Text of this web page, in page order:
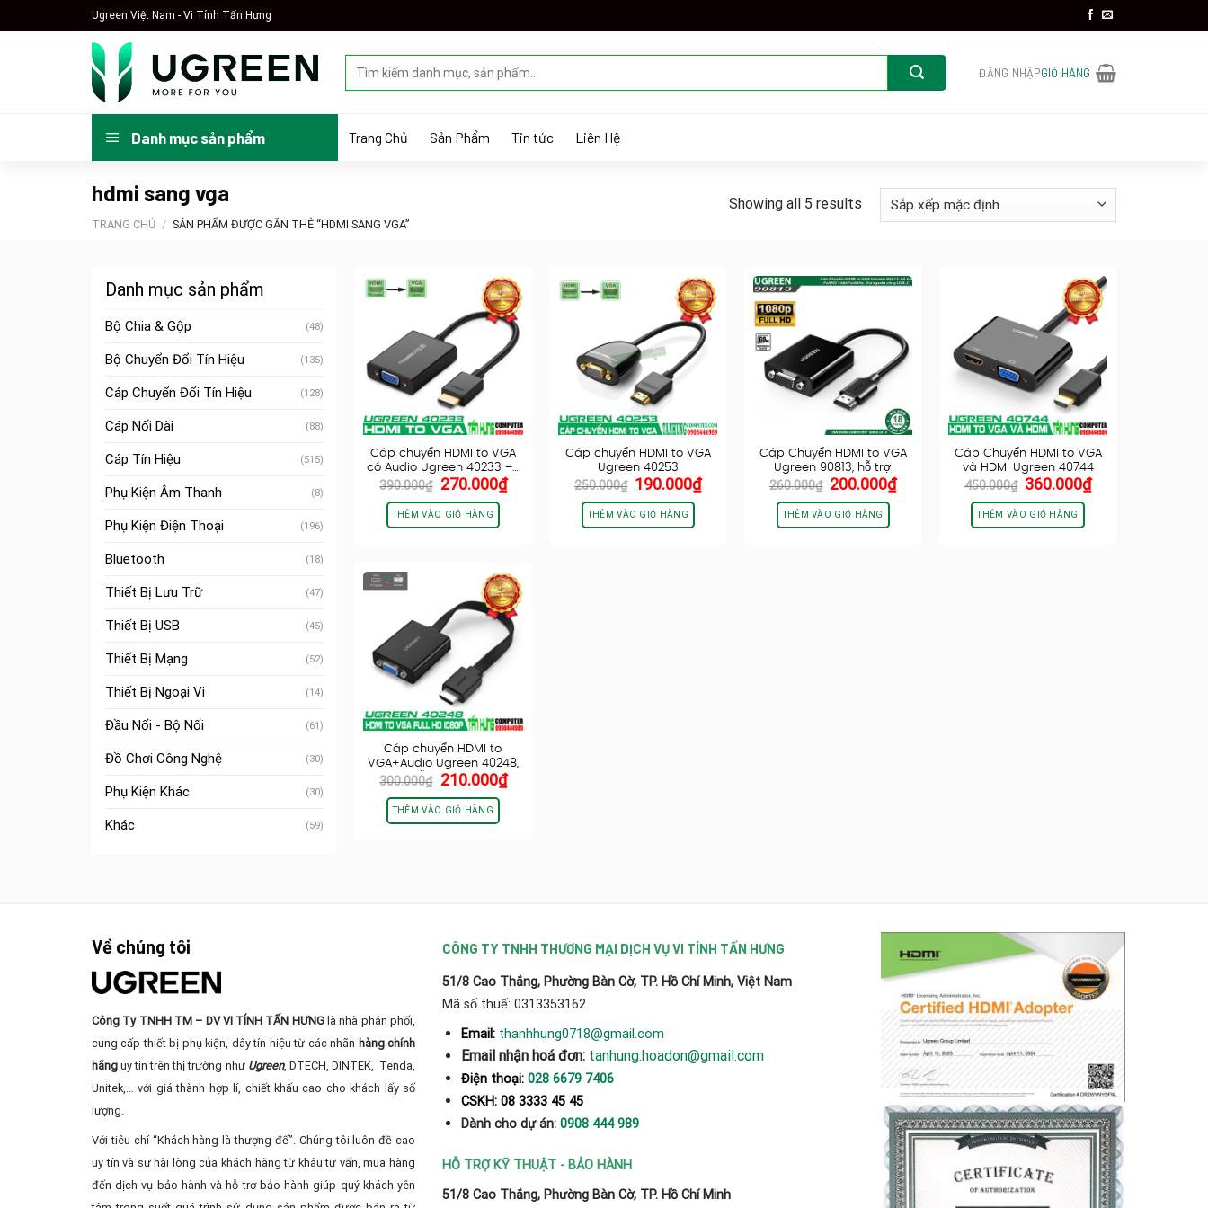
to
Ugreen Việt Nam - Vi Tính Tấn Hưng
kiếm:
ĐĂNG NHẬPGIỎ HÀNG
Danh mục sản phẩm Trang Chủ Sản Phẩm Tin tức Liên Hệ
hdmi sang vga
TRANG CHỦ / SẢN PHẨM ĐƯỢC GẮN THẺ “HDMI SANG VGA”
Showing all 5 results
Danh mục sản phẩm
Bộ Chia & Gộp (48)
Bộ Chuyển Đổi Tín Hiệu (135)
Cáp Chuyển Đổi Tín Hiệu (128)
Cáp Nối Dài (88)
Cáp Tín Hiệu (515)
Phụ Kiện Âm Thanh (8)
Phụ Kiện Điện Thoại (196)
Bluetooth (18)
Thiết Bị Lưu Trữ (47)
Thiết Bị USB (45)
Thiết Bị Mạng (52)
Thiết Bị Ngoại Vi (14)
Đầu Nối - Bộ Nối (61)
Đồ Chơi Công Nghệ (30)
Phụ Kiện Khác (30)
Khác (59)
Cáp chuyển HDMI to VGA
có Audio Ugreen 40233 –…
390.000₫
Giá
gốc
là:
390.000₫.
270.000₫Giá
THÊM VÀO GIỎ HÀNG
Cáp chuyển HDMI to VGA
Ugreen 40253
250.000₫ Giá
gốc
là:
250.000₫.
190.000₫Giá
THÊM VÀO GIỎ HÀNG
Cáp Chuyển HDMI to VGA
Ugreen 90813, hỗ trợ
FullHD…
260.000₫ Giá
gốc
là:
260.000₫.
200.000₫Giá
THÊM VÀO GIỎ HÀNG
Cáp Chuyển HDMI to VGA
và HDMI Ugreen 40744
450.000₫ Giá
gốc
là:
450.000₫.
360.000₫Giá
THÊM VÀO GIỎ HÀNG
Cáp chuyển HDMI to
VGA+Audio Ugreen 40248,
hỗ trợ Full…
300.000₫
Giá
gốc
là:
300.000₫.
210.000₫Giá
THÊM VÀO GIỎ HÀNG
Về chúng tôi
Công Ty TNHH TM – DV VI TÍNH TẤN HƯNGlà nhà phân phối,
cung cấp thiết bị phụ kiện, dây tín hiệu từ các nhãn hàng chính
hãng uy tín trên thị trường như Ugreen, DTECH, DINTEK, Tenda,
Unitek,… với giá thành hợp lí, chiết khấu cao cho khách lấy số
lượng.
Với tiêu chí “Khách hàng là thượng đế”. Chúng tôi luôn đề cao
uy tín và sự hài lòng của khách hàng từ khâu tư vấn, mua hàng
đến dịch vụ bảo hành và hỗ trợ bảo hành giúp quý khách yên
CÔNG TY TNHH THƯƠNG MẠI DỊCH VỤ VI TÍNH TẤN HƯNG
51/8 Cao Thắng, Phường Bàn Cờ, TP. Hồ Chí Minh, Việt Nam
Mã số thuế: 0313353162
Email: thanhhung0718@gmail.com
Email nhận hoá đơn: tanhung.hoadon@gmail.com
Điện thoại: 028 6679 7406
CSKH: 08 3333 45 45
Dành cho dự án: 0908 444 989
HỖ TRỢ KỸ THUẬT - BẢO HÀNH
51/8 Cao Thắng, Phường Bàn Cờ, TP. Hồ Chí Minh